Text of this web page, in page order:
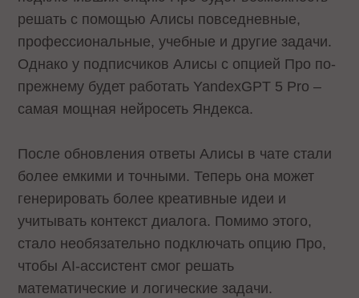
решать с помощью Алисы повседневные,
профессиональные, учебные и другие задачи.
Однако у подписчиков Алисы с опцией Про по-
прежнему будет работать YandexGPT 5 Pro –
самая мощная нейросеть Яндекса.
После обновления ответы Алисы в чате стали
более емкими и точными. Теперь она может
генерировать более креативные идеи и
учитывать контекст диалога. Помимо этого,
стало необязательно подключать опцию Про,
чтобы AI-ассистент смог решать
математические и логические задачи.